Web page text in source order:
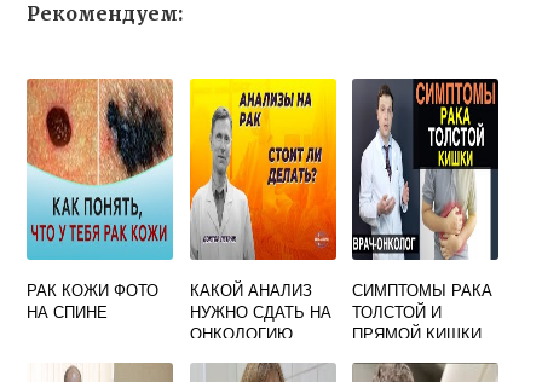
Рекомендуем:
РАК КОЖИ ФОТО
НА СПИНЕ
КАКОЙ АНАЛИЗ
НУЖНО СДАТЬ НА
ОНКОЛОГИЮ
СИМПТОМЫ РАКА
ТОЛСТОЙ И
ПРЯМОЙ КИШКИ